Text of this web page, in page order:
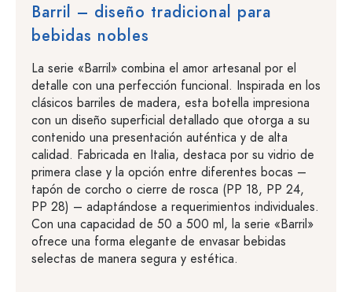
Barril – diseño tradicional para
bebidas nobles
La serie «Barril» combina el amor artesanal por el
detalle con una perfección funcional. Inspirada en los
clásicos barriles de madera, esta botella impresiona
con un diseño superficial detallado que otorga a su
contenido una presentación auténtica y de alta
calidad. Fabricada en Italia, destaca por su vidrio de
primera clase y la opción entre diferentes bocas –
tapón de corcho o cierre de rosca (PP 18, PP 24,
PP 28) – adaptándose a requerimientos individuales.
Con una capacidad de 50 a 500 ml, la serie «Barril»
ofrece una forma elegante de envasar bebidas
selectas de manera segura y estética.